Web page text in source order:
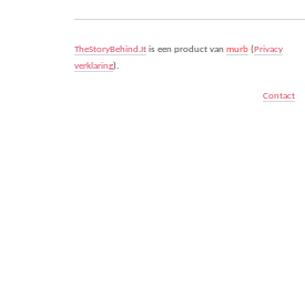
TheStoryBehind.It is een product vanmurb (Privacy
verklaring).
Contact